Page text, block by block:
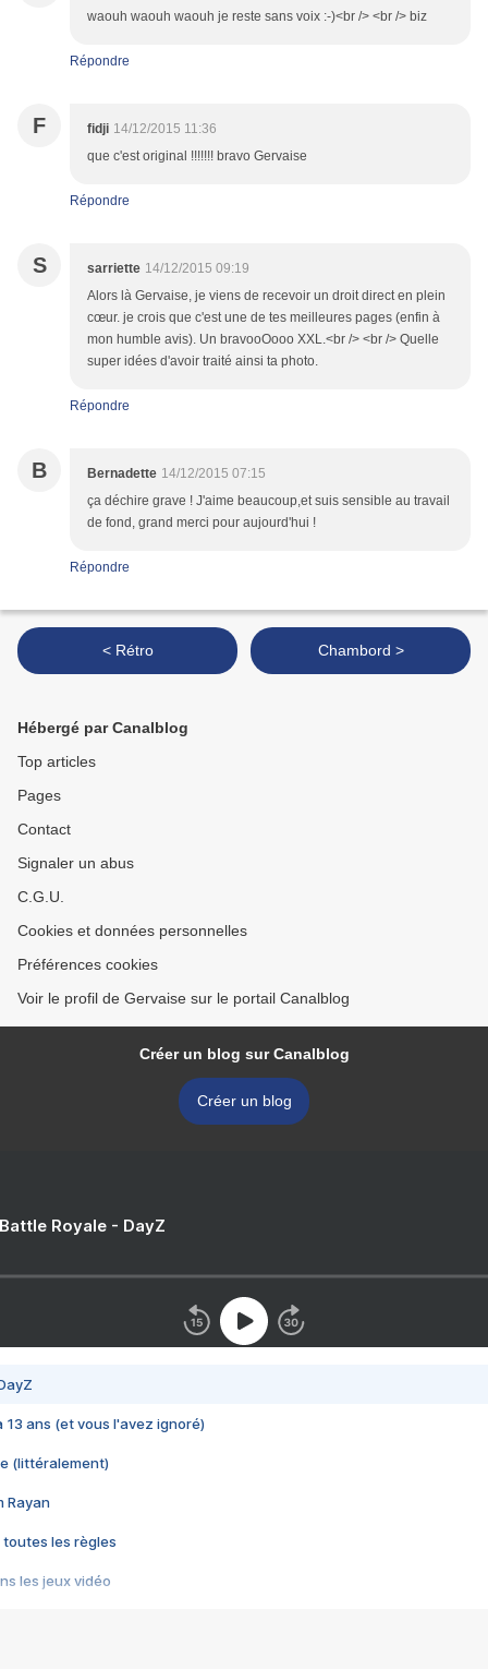
waouh waouh waouh je reste sans voix :-)<br /> <br /> biz
Répondre
F fidji 14/12/2015 11:36
que c'est original !!!!!!! bravo Gervaise
Répondre
S sarriette 14/12/2015 09:19
Alors là Gervaise, je viens de recevoir un droit direct en plein
cœur. je crois que c'est une de tes meilleures pages (enfin à
mon humble avis). Un bravooOooo XXL.<br /> <br /> Quelle
super idées d'avoir traité ainsi ta photo.
Répondre
B Bernadette 14/12/2015 07:15
ça déchire grave ! J'aime beaucoup,et suis sensible au travail
de fond, grand merci pour aujourd'hui !
Répondre
< Rétro Chambord >
Hébergé par Canalblog
Top articles
Pages
Contact
Signaler un abus
C.G.U.
Cookies et données personnelles
Préférences cookies
Voir le profil de Gervaise sur le portail Canalblog
Créer un blog sur Canalblog
Créer un blog
Royale - DayZ
13 ans (et vous l'avez ignoré)
(littéralement)
Rayan
toutes les règles
les jeux vidéo